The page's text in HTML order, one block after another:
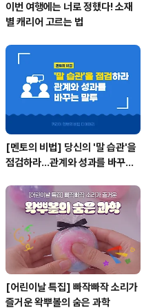
이번 여행에는 너로 정했다! 소재
별 캐리어 고르는 법
[멘토의 비법] 당신의 '말 습관'을
점검하라...관계와 성과를 바꾸는
[어린이날 특집] 빠작빠작 소리가
즐거운 왁뿌볼의 숨은 과학